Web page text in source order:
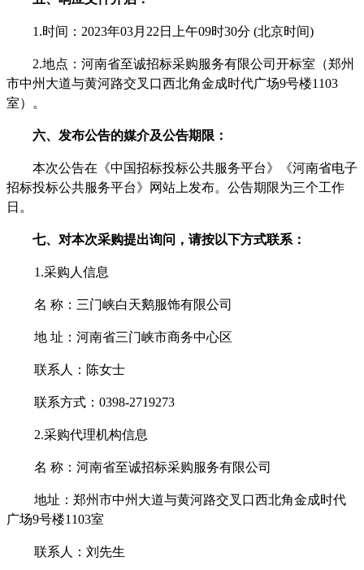
1.时间：2023年03月 22 日 上午09时30分 (北京时间)
2.地点：河南省至诚招标采购服务有限公司开标室（郑州
市中州大道与黄河路交叉口西北角金成时代广场9号楼1103
室）。
六、发布公告的媒介及公告期限：
本次公告在《中国招标投标公共服务平台》《河南省电子
招标投标公共服务平台》网站上发布。公告期限为三个工作
日。
七、对本次采购提出询问，请按以下方式联系：
1.采购人信息
名 称： 三门峡白天鹅服饰有限公司
地 址：河南省三门峡市商务中心区
联系人：陈女士
联系方式： 0398-2719273
2.采购代理机构信息
名 称： 河南省至诚招标采购服务有限公司
地址：郑州市中州大道与黄河路交叉口西北角金成时代
广场9号楼1103室
联系人： 刘 先生